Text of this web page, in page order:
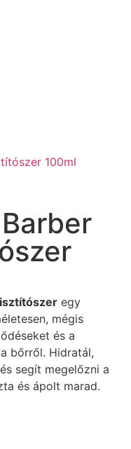
egy
mégis
és a
bőrről. Hidratál,
segít megelőzni a
és ápolt marad.